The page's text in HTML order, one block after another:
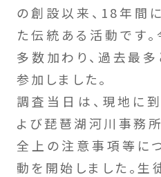
の創設以来、18年間
た伝統ある活動です
多数加わり、過去最
参加しました。
調査当日は、現地に
よび琵琶湖河川事務
全上の注意事項等に
動を開始しました。生